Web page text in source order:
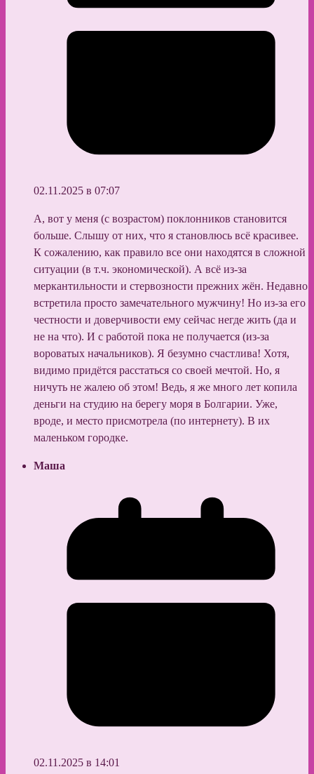
02.11.2025 в 07:07
А, вот у меня (с возрастом) поклонников становится
больше. Слышу от них, что я становлюсь всё красивее.
К сожалению, как правило все они находятся в сложной
ситуации (в т.ч. экономической). А всё из-за
меркантильности и стервозности прежних жён. Недавно
встретила просто замечательного мужчину! Но из-за его
честности и доверчивости ему сейчас негде жить (да и
не на что). И с работой пока не получается (из-за
вороватых начальников). Я безумно счастлива! Хотя,
видимо придётся расстаться со своей мечтой. Но, я
ничуть не жалею об этом! Ведь, я же много лет копила
деньги на студию на берегу моря в Болгарии. Уже,
вроде, и место присмотрела (по интернету). В их
маленьком городке.
Маша
02.11.2025 в 14:01